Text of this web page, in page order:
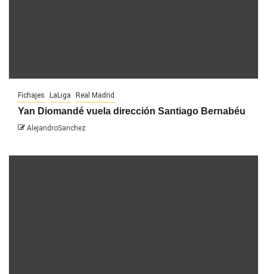
Fichajes LaLiga Real Madrid
Yan Diomandé vuela dirección Santiago Bernabéu
AlejandroSanchez